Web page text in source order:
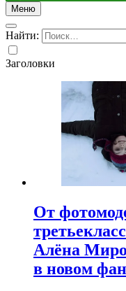
Меню
Найти:
Заголовки
От
Алёна
в новом